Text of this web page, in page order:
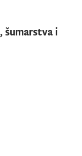
i
CG”,broj:
će izraditi
za 2022 i
šumarstva i